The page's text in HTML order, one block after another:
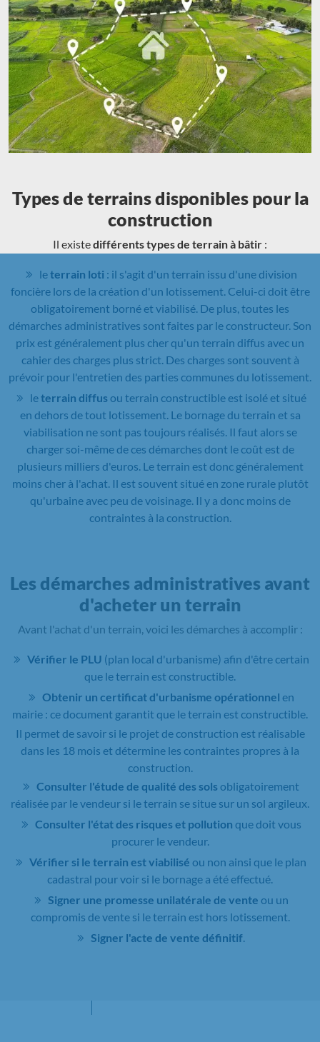
Types de terrains disponibles pour la
construction
Il existedifférents types de terrain à bâtir :
leterrain loti : il s'agit d'un terrain issu d'une division
foncière lors de la création d'un lotissement. Celui-ci doit être
obligatoirement borné et viabilisé. De plus, toutes les
démarches administratives sont faites par le constructeur. Son
prix est généralement plus cher qu'un terrain diffus avec un
cahier des charges plus strict. Des charges sont souvent à
prévoir pour l'entretien des parties communes du lotissement.
leterrain diffusou terrain constructible est isolé et situé
en dehors de tout lotissement. Le bornage du terrain et sa
viabilisation ne sont pas toujours réalisés. Il faut alors se
charger soi-même de ces démarches dont le coût est de
plusieurs milliers d'euros. Le terrain est donc généralement
moins cher à l'achat. Il est souvent situé en zone rurale plutôt
qu'urbaine avec peu de voisinage. Il y a donc moins de
contraintes à la construction.
Les démarches administratives avant
d'acheter un terrain
Avant l'achat d'un terrain, voici les démarches à accomplir :
Vérifier le PLU (plan local d'urbanisme) afin d'être certain
que le terrain est constructible.
Obtenir un certificat d'urbanisme opérationnel en
mairie : ce document garantit que le terrain est constructible.
Il permet de savoir si le projet de construction est réalisable
dans les 18 mois et détermine les contraintes propres à la
construction.
Consulter l'étude de qualité des sols obligatoirement
réalisée par le vendeur si le terrain se situe sur un sol argileux.
Consulter l'état des risques et pollution que doit vous
procurer le vendeur.
Vérifier si le terrain est viabilisé ou non ainsi que le plan
cadastral pour voir si le bornage a été effectué.
Signer une promesse unilatérale de vente ou un
compromis de vente si le terrain est hors lotissement.
Signer l'acte de vente définitif